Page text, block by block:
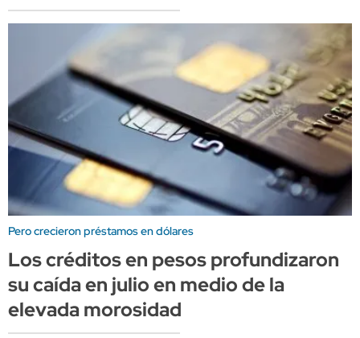
Pero crecieron préstamos en dólares
Los créditos en pesos profundizaron
su caída en julio en medio de la
elevada morosidad